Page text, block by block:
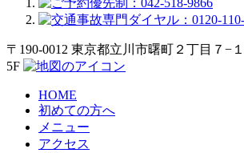
〒190-0012 東京都立川市曙町２丁目７−
5F
HOME
初めての方へ
メニュー
アクセス